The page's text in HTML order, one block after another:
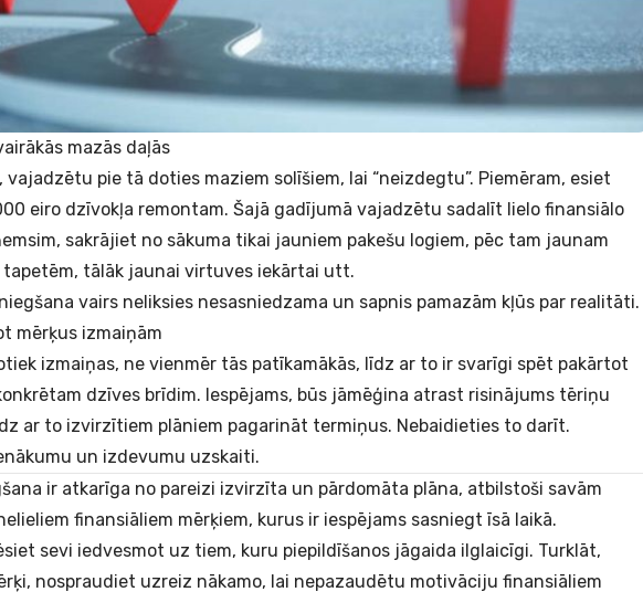
mazās daļās
vajadzētu pie tā doties maziem solīšiem, lai “neizdegtu”. Piemēram, esiet
eiro dzīvokļa remontam. Šajā gadījumā vajadzētu sadalīt lielo finansiālo
sakrājiet no sākuma tikai jauniem pakešu logiem, pēc tam jaunam
tapetēm, tālāk jaunai virtuves iekārtai utt.
vairs neliksies nesasniedzama un sapnis pamazām kļūs par realitāti.
mērķus izmaiņām
izmaiņas, ne vienmēr tās patīkamākās, līdz ar to ir svarīgi spēt pakārtot
dzīves brīdim. Iespējams, būs jāmēģina atrast risinājums tēriņu
ar to izvirzītiem plāniem pagarināt termiņus. Nebaidieties to darīt.
un izdevumu uzskaiti.
ir atkarīga no pareizi izvirzīta un pārdomāta plāna, atbilstoši savām
finansiāliem mērķiem, kurus ir iespējams sasniegt īsā laikā.
sevi iedvesmot uz tiem, kuru piepildīšanos jāgaida ilglaicīgi. Turklāt,
nospraudiet uzreiz nākamo, lai nepazaudētu motivāciju finansiāliem